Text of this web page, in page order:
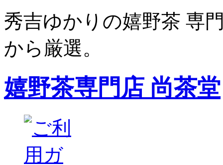
秀吉ゆかりの嬉野茶 専
から厳選。
嬉野茶専門店 尚茶堂